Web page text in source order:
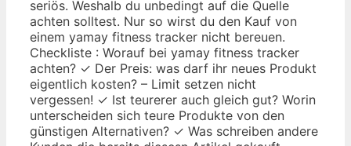
seriös. Weshalb du unbedingt auf die Quelle
achten solltest. Nur so wirst du den Kauf von
einem yamay fitness tracker nicht bereuen.
Checkliste : Worauf bei yamay fitness tracker
achten? ✓ Der Preis: was darf ihr neues Produkt
eigentlich kosten? – Limit setzen nicht
vergessen! ✓ Ist teurerer auch gleich gut? Worin
unterscheiden sich teure Produkte von den
günstigen Alternativen? ✓ Was schreiben andere